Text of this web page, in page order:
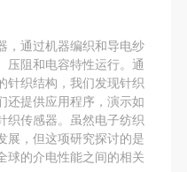
，通过机器编织和导电纱
压阻和电容特性运行。通
针织结构，我们发现针织
还提供应用程序，演示如
织传感器。虽然电子纺织
展，但这项研究探讨的是
球的介电性能之间的相关